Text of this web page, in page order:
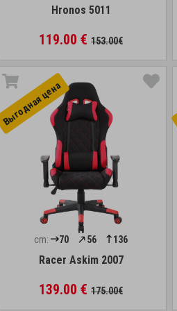
Hronos 5011
119.00 € 153.00€
Выгоднaя цена
cm: 70 56 136
Racer Askim 2007
139.00 € 175.00€